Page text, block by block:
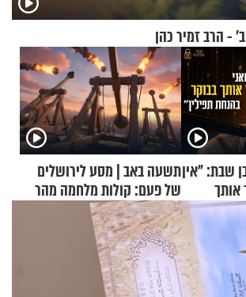
- הרב זמיר כהן
שבת: "אין
אותך
תשעה באב | מסע לירושלים
של פעם: קולות מלחמה מהר
הזיתים